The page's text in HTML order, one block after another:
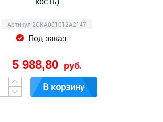
Артикул 2CKA001012A2147
Под заказ
5 988,80 руб.
В корзину